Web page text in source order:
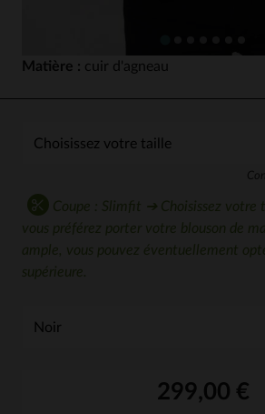
Matière : cuir d'agneau
Coupe : Slimfit ➔ Choisissez votre
vous préférez porter votre blouson de
ample, vous pouvez éventuellement
supérieure.
299,00 €